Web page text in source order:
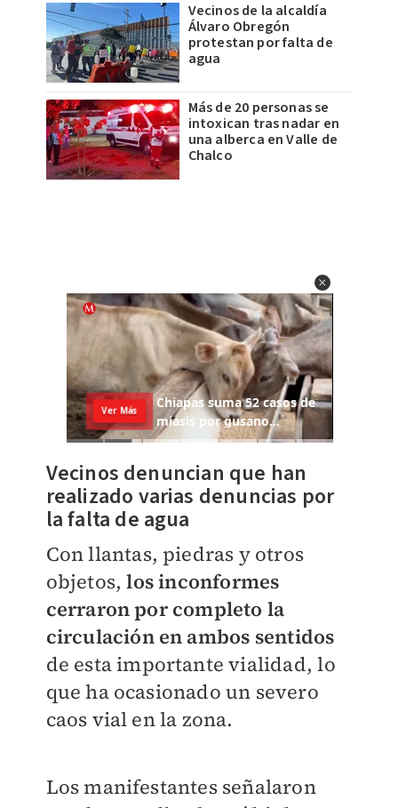
Vecinos de la alcaldía
Álvaro Obregón
protestan por falta de
agua
Más de 20 personas se
intoxican tras nadar en
una alberca en Valle de
Chalco
Vecinos denuncian que han
realizado varias denuncias por
la falta de agua
Con llantas, piedras y otros
objetos,los inconformes
cerraron por completo la
circulación en ambos sentidos
de esta importante vialidad, lo
que ha ocasionado un severo
caos vial en la zona.
Los manifestantes señalaron